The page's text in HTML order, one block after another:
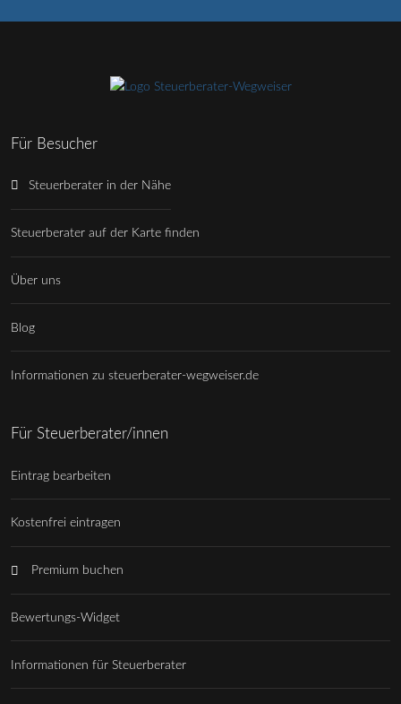
Für Besucher
Steuerberater in der Nähe
Steuerberater auf der Karte finden
Über uns
Blog
Informationen zu steuerberater-wegweiser.de
Für Steuerberater/innen
Eintrag bearbeiten
Kostenfrei eintragen
Premium buchen
Bewertungs-Widget
Informationen für Steuerberater